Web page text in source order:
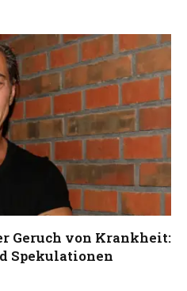
Geruch von Krankheit:
Spekulationen